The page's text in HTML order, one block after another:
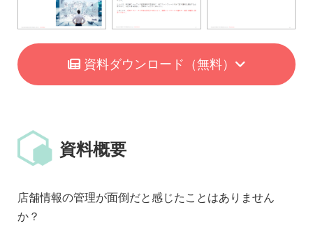
資料ダウンロード （無料）
資料概要
店舗情報の管理が面倒だと感じたことはありません
か？